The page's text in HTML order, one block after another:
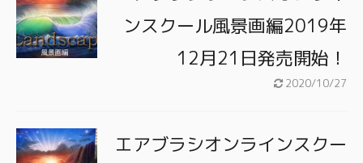
ンスクール風景画編2019年
12月21日発売開始！
2020/10/27
エアブラシオンラインスクー